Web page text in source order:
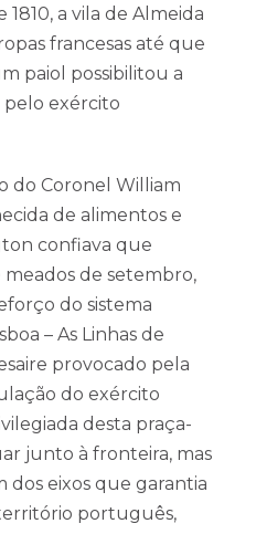
1810, a vila de Almeida
francesas até que
paiol possibilitou a
exército
do Coronel William
de alimentos e
confiava que
meados de setembro,
do sistema
– As Linhas de
provocado pela
do exército
desta praça-
junto à fronteira, mas
eixos que garantia
português,